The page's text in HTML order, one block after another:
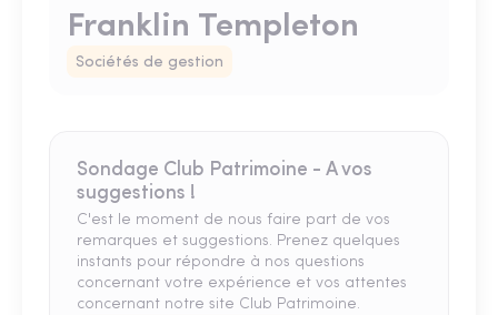
Franklin Templeton
Sociétés de gestion
Sondage Club Patrimoine - A vos
suggestions !
C'est le moment de nous faire part de vos
remarques et suggestions. Prenez quelques
instants pour répondre à nos questions
concernant votre expérience et vos attentes
concernant notre site Club Patrimoine.